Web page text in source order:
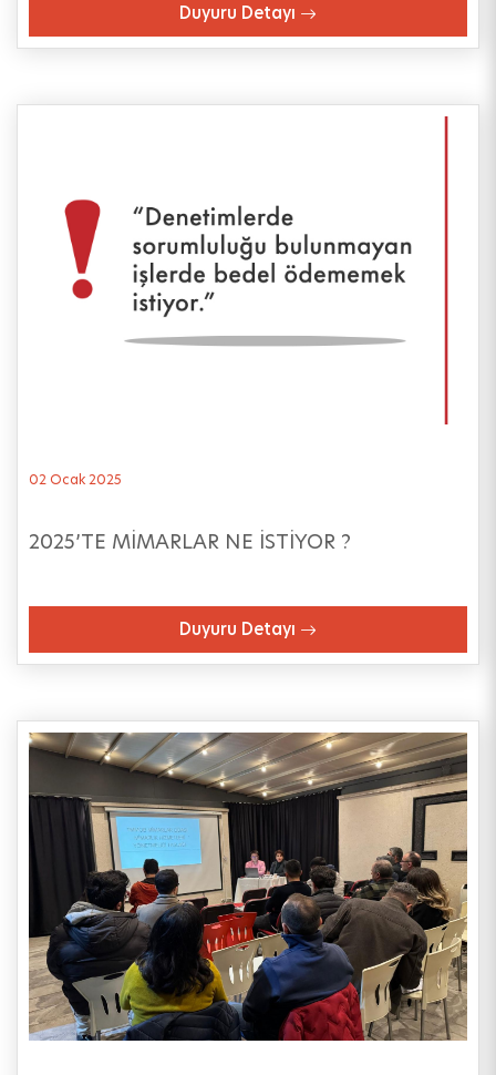
Duyuru Detayı
02 Ocak 2025
2025’TE MİMARLAR NE İSTİYOR ?
Duyuru Detayı